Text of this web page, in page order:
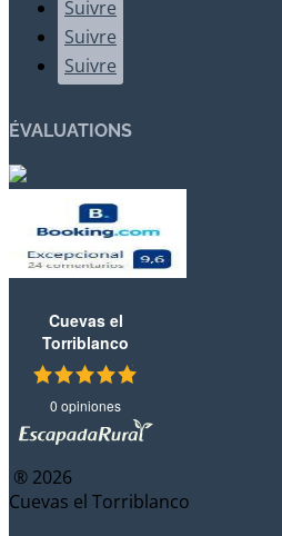
Suivre
Suivre
Suivre
ÉVALUATIONS
Cuevas el
Torriblanco
0 opiniones
® 2026
Cuevas el Torriblanco